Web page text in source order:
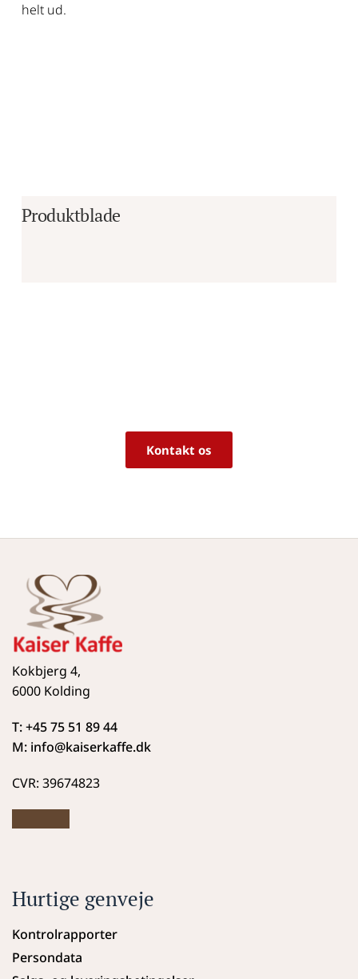
helt ud.
Produktblade
Kontakt os
Kokbjerg 4,
6000 Kolding
T: +45 75 51 89 44
M: info@kaiserkaffe.dk
CVR: 39674823
Hurtige genveje
Kontrolrapporter
Persondata